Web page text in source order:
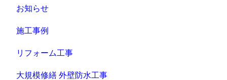
お知らせ
施工事例
リフォーム工事
大規模修繕 外壁防水工事